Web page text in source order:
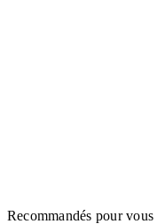
Recommandés pour vous